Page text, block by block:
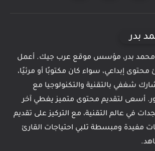
بدر
بدر، مؤسس موقع عرب جيك. أعمل
إبداعي، سواء كان مكتوبًا أو مرئيًا،
شغفي بالتقنية والتكنولوجيا مع
أسعى لتقديم محتوى متميز يغطي آخر
في عالم التقنية، مع التركيز على تقديم
مفيدة ومبسطة تلبي احتياجات القارئ